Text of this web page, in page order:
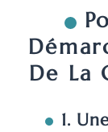
De La
1.